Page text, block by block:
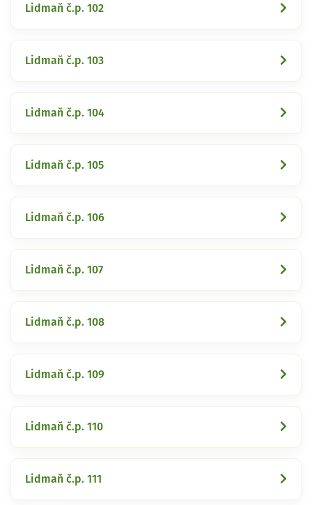
Lidmaň č.p. 102
Lidmaň č.p. 103
Lidmaň č.p. 104
Lidmaň č.p. 105
Lidmaň č.p. 106
Lidmaň č.p. 107
Lidmaň č.p. 108
Lidmaň č.p. 109
Lidmaň č.p. 110
Lidmaň č.p. 111